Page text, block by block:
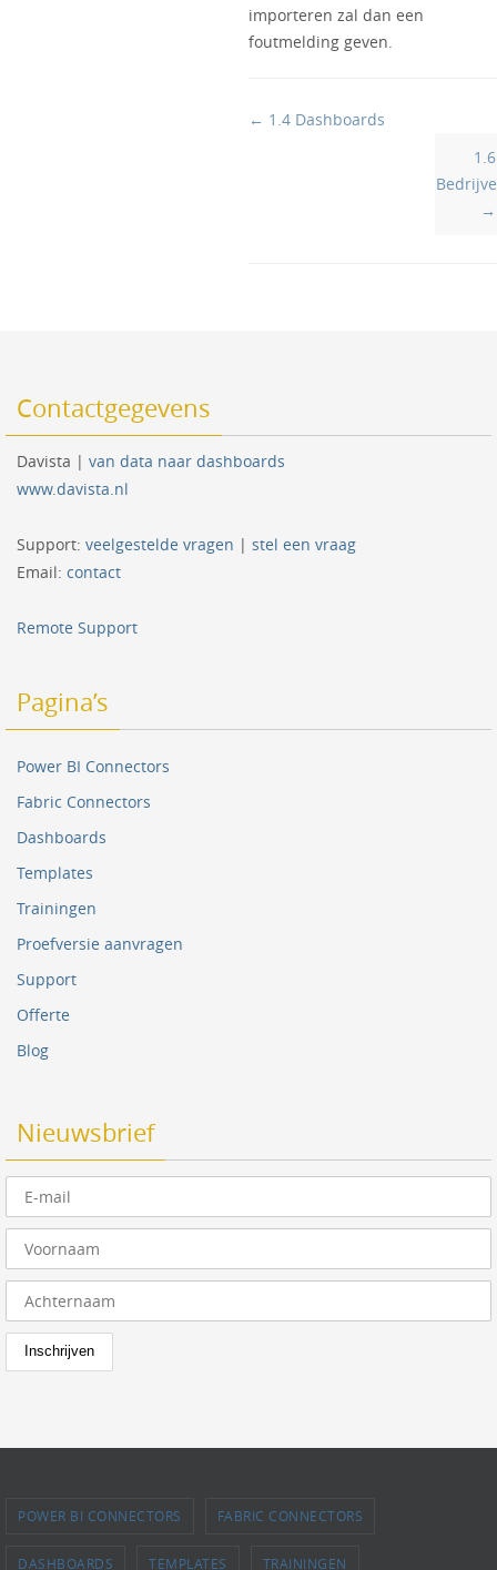
importeren zal dan een
foutmelding geven.
Doc
← 1.4 Dashboards
1.6
→
Contactgegevens
Davista | van data naar dashboards
www.davista.nl
Support: veelgestelde vragen | stel een vraag
Email: contact
Remote Support
Pagina’s
Power BI Connectors
Fabric Connectors
Dashboards
Templates
Trainingen
Proefversie aanvragen
Support
Offerte
Blog
Nieuwsbrief
POWER BI CONNECTORS FABRIC CONNECTORS
DASHBOARDS TEMPLATES TRAININGEN